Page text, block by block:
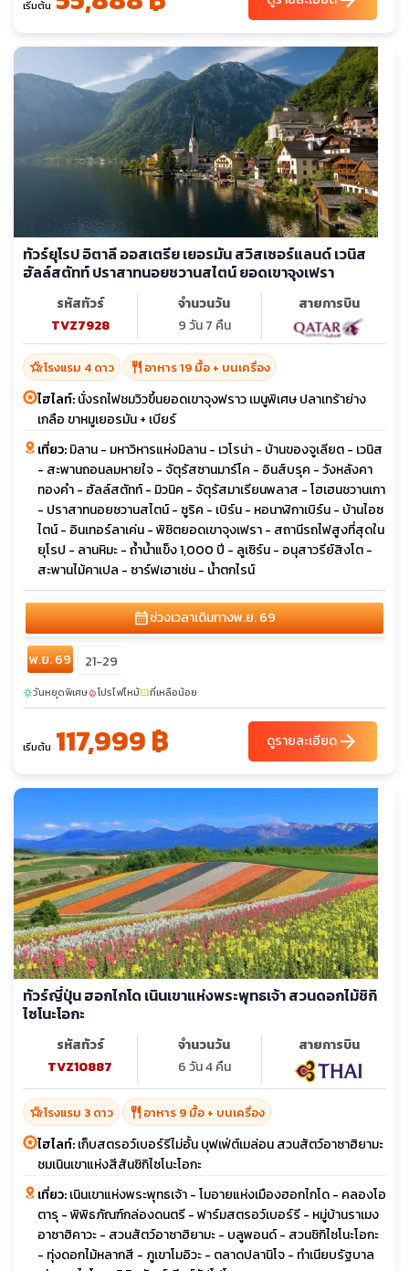
เริ่มต้น
ทัวร์ยุโรป อิตาลี ออสเตรีย เยอรมัน สวิสเซอร์แลนด์ เวนิส
ฮัลล์สตัทท์ ปราสาทนอยชวานสไตน์ ยอดเขาจุงเฟรา
รหัสทัวร์
TVZ7928
จำนวนวัน
9 วัน 7 คืน
สายการบิน
hotel_classโรงแรม 4 ดาว restaurant อาหาร 19 มื้อ + บนเครื่อง
ไฮไลท์:นั่งรถไฟชมวิวขึ้นยอดเขาจุงฟราว เมนูพิเศษ ปลาเทร้าย่าง
เกลือ ขาหมูเยอรมัน + เบียร์
เที่ยว:มิลาน - มหาวิหารแห่งมิลาน - เวโรน่า - บ้านของจูเลียต - เวนิส
- สะพานถอนลมหายใจ - จัตุรัสซานมาร์โค - อินส์บรุค - วังหลังคา
ทองคำ - ฮัลล์สตัทท์ - มิวนิค - จัตุรัสมาเรียนพลาส - โฮเฮนชวานเกา
- ปราสาทนอยชวานสไตน์ - ซูริค - เบิร์น - หอนาฬิกาเบิร์น - บ้านไอซ
ไตน์ - อินเทอร์ลาเค่น - พิชิตยอดเขาจุงเฟรา - สถานีรถไฟสูงที่สุดใน
ยุโรป - ลานหิมะ - ถ้ำน้ำแข็ง 1,000 ปี - ลูเซิร์น - อนุสาวรีย์สิงโต -
สะพานไม้คาเปล - ซาร์ฟเฮาเซ่น - น้ำตกไรน์
calendar_monthช่วงเวลาเดินทางพ.ย. 69
พ.ย. 69 21-29
sunnyวันหยุดพิเศษlocal_fire_departmentโปรไฟไหม้confirmation_numberที่เหลือน้อย
เริ่มต้น 117,999 ฿ ดูรายละเอียดarrow_forward
ทัวร์ญี่ปุ่น ฮอกไกโด เนินเขาแห่งพระพุทธเจ้า สวนดอกไม้ชิกิ
ไซโนะโอกะ
รหัสทัวร์
TVZ10887
จำนวนวัน
6 วัน 4 คืน
สายการบิน
hotel_classโรงแรม 3 ดาว restaurant อาหาร 9 มื้อ + บนเครื่อง
ไฮไลท์:เก็บสตรอว์เบอร์รีไม่อั้น บุฟเฟ่ต์เมล่อน สวนสัตว์อาซาฮิยามะ
ชมเนินเขาแห่งสีสันชิกิไซโนะโอกะ
เที่ยว:เนินเขาแห่งพระพุทธเจ้า - โมอายแห่งเมืองฮอกไกโด - คลองโอ
ตารุ - พิพิธภัณฑ์กล่องดนตรี - ฟาร์มสตรอว์เบอร์รี - หมู่บ้านราเมง
อาซาฮิคาวะ - สวนสัตว์อาซาฮิยามะ - บลูพอนด์ - สวนชิกิไซโนะโอกะ
- ทุ่งดอกไม้หลากสี - ภูเขาโมอิวะ - ตลาดปลานิโจ - ทำเนียบรัฐบาล